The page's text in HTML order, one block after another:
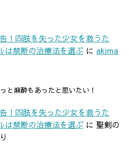
！四肢を失った少女を救うた
は禁断の治療法を選ぶ に akima
と麻酔もあったと思いたい！
！四肢を失った少女を救うた
は禁断の治療法を選ぶ に 聖剣の